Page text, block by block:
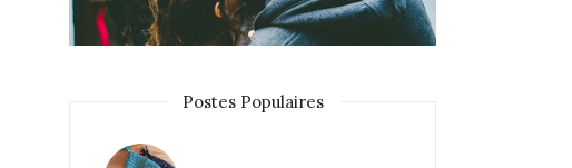
Postes Populaires